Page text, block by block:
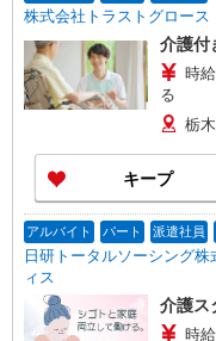
株式会社トラストグロー
介護付
時
る
栃
キープ
アルバイト パート 派遣社員
日研トータルソーシング
ィス
介護ス
時給